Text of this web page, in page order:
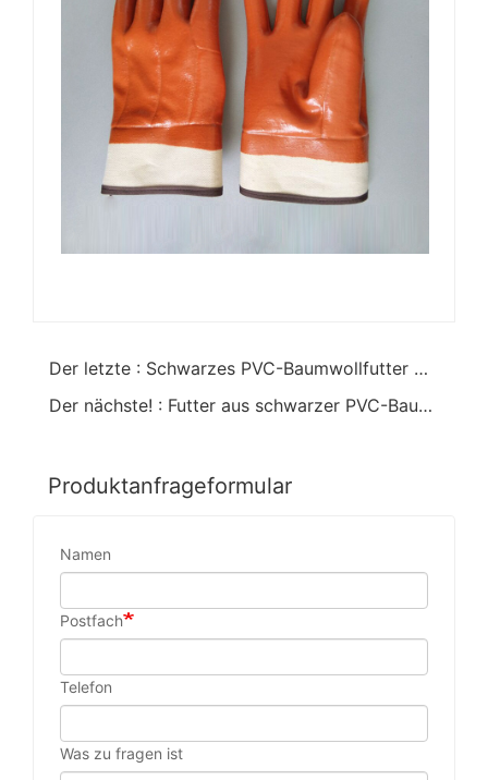
Der letzte : Schwarzes PVC-Baumwollfutter mit sandiger Oberfläche Handschuhe.strick Handgelenk
Der nächste! : Futter aus schwarzer PVC-Baumwolle mit glatten Handschuhen
Produktanfrageformular
Namen
Postfach
Telefon
Was zu fragen ist